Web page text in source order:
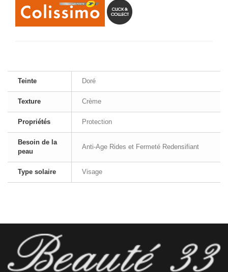
Teinte Doré
Texture Crème
Propriétés Protection
Besoin de la
peau
Anti-Age Rides et Fermeté Redensifiant
Type solaire Visage